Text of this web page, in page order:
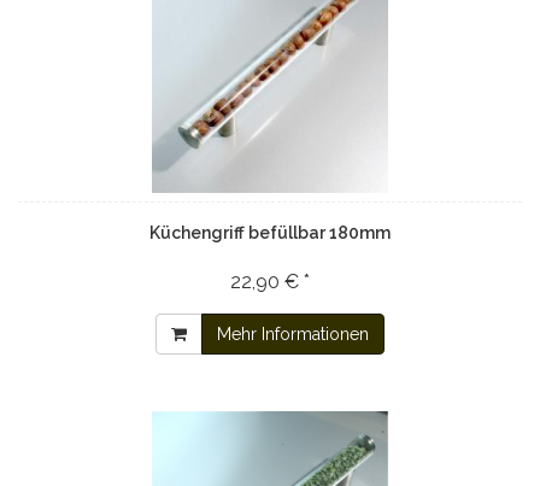
Küchengriff befüllbar 180mm
22,90 € *
Mehr Informationen